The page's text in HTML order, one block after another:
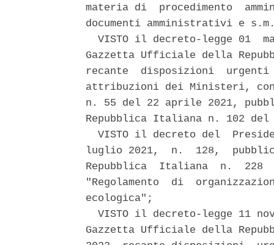
materia di  procedimento
documenti amministrativi e
VISTO il decreto-legge 01
Gazzetta Ufficiale della
recante  disposizioni
attribuzioni dei Ministeri,
n. 55 del 22 aprile 2021,
Repubblica Italiana n. 102
VISTO il decreto del
luglio 2021,  n.  128,
Repubblica  Italiana  n.  228
"Regolamento  di
ecologica";
VISTO il decreto-legge 11
Gazzetta Ufficiale della